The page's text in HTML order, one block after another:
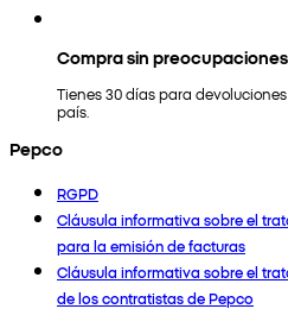
Compra sin preocupaciones
Tienes 30 días para
país.
Pepco
RGPD
Cláusula informativa sobre el
para la emisión de facturas
Cláusula informativa sobre el
de los contratistas de Pepco